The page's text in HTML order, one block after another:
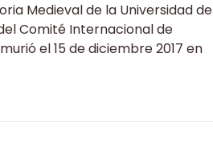
Medieval de la Universidad de
Comité Internacional de
el 15 de diciembre 2017 en